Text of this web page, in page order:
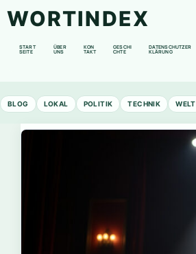
WORTINDEX
START
SEITE
ÜBER
UNS
KON
TAKT
GESCHI
CHTE
DATENSCHUTZER
KLÄRUNG
BLOG LOKAL POLITIK TECHNIK WELT